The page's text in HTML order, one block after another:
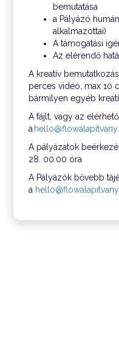
bemutatása
a Pályázó
alkalmazottai)
A támogatási
Az elérendő
A kreatív
perces videó, max 10
bármilyen egyéb
A fájlt, vagy az
a
A pályázatok
28. 00.00 óra
A Pályázók bővebb
a